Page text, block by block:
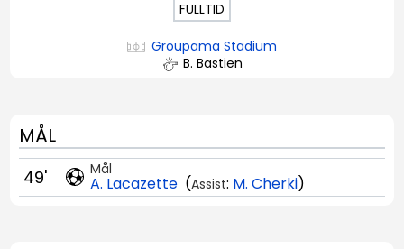
FULLTID
Groupama Stadium
B. Bastien
MÅL
Mål
A. Lacazette (Assist: M. Cherki)
49'